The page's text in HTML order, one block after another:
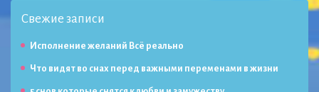
Свежие записи
Исполнение желаний Всё реально
Что видят во снах перед важными переменами в жизни